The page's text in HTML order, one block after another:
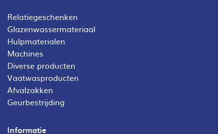
Relatiegeschenken
Glazenwassermateriaal
Hulpmaterialen
Machines
Diverse producten
Vaatwasproducten
Afvalzakken
Geurbestrijding
Informatie